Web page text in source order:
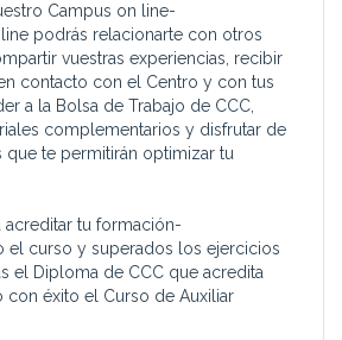
Campus on line-
podrás relacionarte con otros
vuestras experiencias, recibir
contacto con el Centro y con tus
a la Bolsa de Trabajo de CCC,
complementarios y disfrutar de
que te permitirán optimizar tu
acreditar tu formación-
el curso y superados los ejercicios
el Diploma de CCC que acredita
con éxito el Curso de Auxiliar